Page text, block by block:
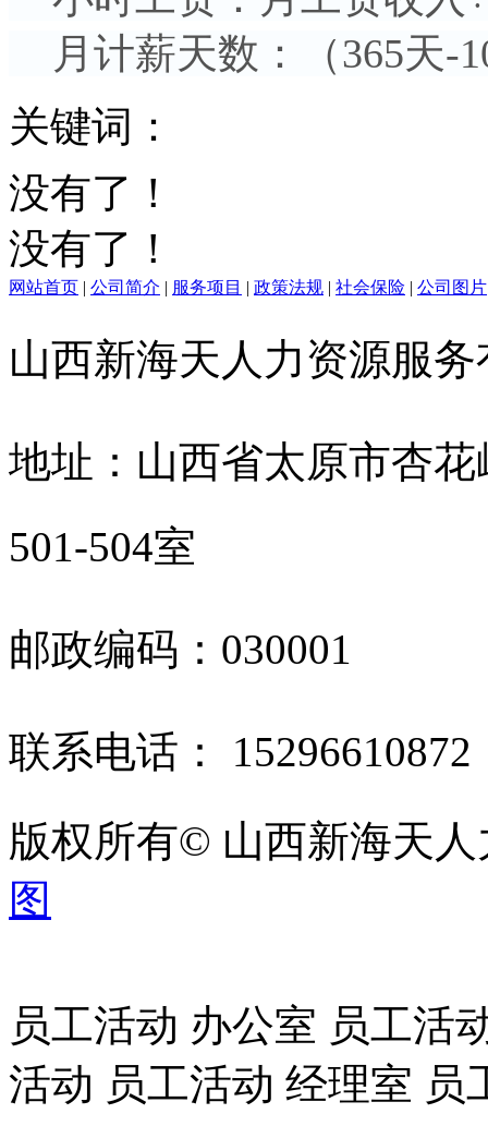
月计薪天数：（365天-
关键词：
没有了！
没有了！
网站首页 | 公司简介 | 服务项目 | 政策法规 | 社会保险 | 公司图片
山西新海天人力资源服
地址：山西省太原市杏
501-504室
邮政编码：030001
联系电话：
版权所有© 山西新海天
图
员工活动 办公室 员工活
活动 员工活动 经理室 员